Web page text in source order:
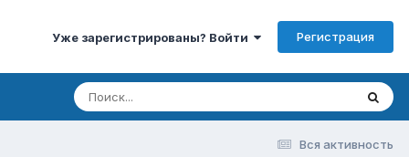
Уже зарегистрированы? Войти Регистрация
Вся активность